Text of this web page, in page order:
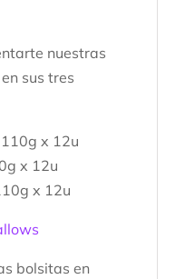
nuestras
sus tres
x 12u
x 12u
x 12u
bolsitas en